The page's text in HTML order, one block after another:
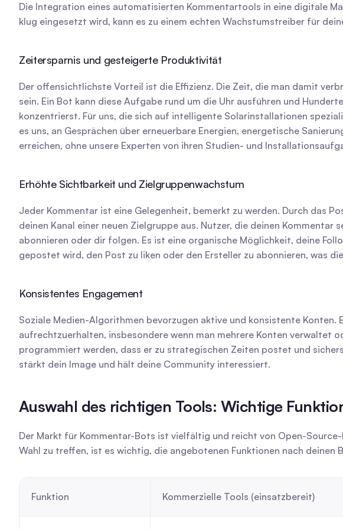
Die Integration eines automatisierten Kommentartools in eine digitale
klug eingesetzt wird, kann es zu einem echten Wachstumstreiber für
Zeitersparnis und gesteigerte Produktivität
Der offensichtlichste Vorteil ist die Effizienz. Die Zeit, die man damit
sein. Ein Bot kann diese Aufgabe rund um die Uhr ausführen und
konzentrierst. Für uns, die sich auf intelligente Solarinstallationen
es uns, an Gesprächen über erneuerbare Energien, energetische
erreichen, ohne unsere Experten von ihren Studien- und
Erhöhte Sichtbarkeit und Zielgruppenwachstum
Jeder Kommentar ist eine Gelegenheit, bemerkt zu werden. Durch das
deinen Kanal einer neuen Zielgruppe aus. Nutzer, die deinen
abonnieren oder dir folgen. Es ist eine organische Möglichkeit, deine
gepostet wird, den Post zu liken oder den Ersteller zu abonnieren, was
Konsistentes Engagement
Soziale Medien-Algorithmen bevorzugen aktive und konsistente
aufrechtzuerhalten, insbesondere wenn man mehrere Konten verwaltet
programmiert werden, dass er zu strategischen Zeiten postet und
stärkt dein Image und hält deine Community interessiert.
Auswahl des richtigen Tools: Wichtige
Der Markt für Kommentar-Bots ist vielfältig und reicht von Open-
Wahl zu treffen, ist es wichtig, die angebotenen Funktionen nach deinen
Funktion Kommerzielle Tools (einsatzbereit)